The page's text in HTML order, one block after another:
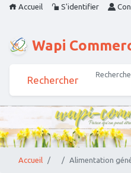
Accueil S'identifier
Wapi
Accueil Alimentation